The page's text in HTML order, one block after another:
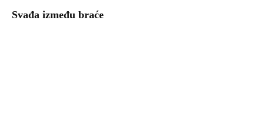
Svađa između braće